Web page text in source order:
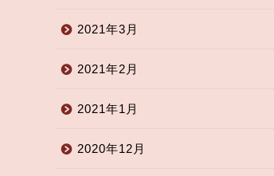
2021年3月
2021年2月
2021年1月
2020年12月